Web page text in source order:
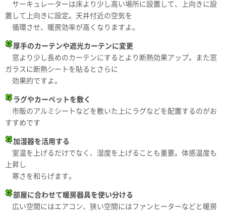
サーキュレーターは床より少し高い場所に設置して、上向きに設
置して上向きに設定。天井付近の空気を
循環させ、暖房効率が高くなりますよ。
厚手のカーテンや遮光カーテンに変更
窓より少し長めのカーテンにするとより断熱効果アップ。また窓
ガラスに断熱シートを貼るとさらに
効果的ですよ。
ラグやカーペットを敷く
市販のアルミシートなどを敷いた上にラグなどを配置するのがお
すすめです
加湿器を活用する
室温を上げるだけでなく、湿度を上げることも重要。体感温度も
上昇し
寒さを和らげます。
部屋に合わせて暖房器具を使い分ける
広い空間にはエアコン、狭い空間にはファンヒーターなどと暖房